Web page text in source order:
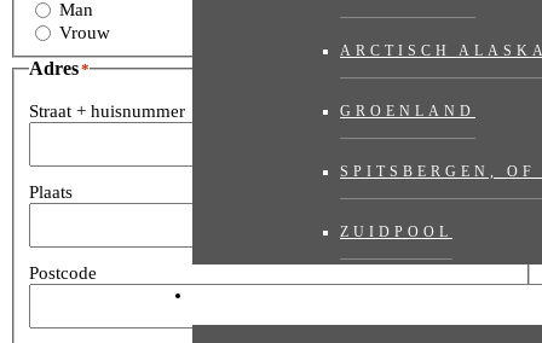
ARCTISCH
GROENLAND
SPITSBERGEN,
ZUIDPOOL
Man
Vrouw
Adres*
Straat + huisnummer
Plaats
Postcode